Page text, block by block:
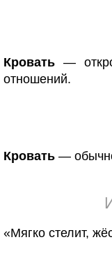
Кровать —
отношений.
Кровать —
«Мягко стелит,